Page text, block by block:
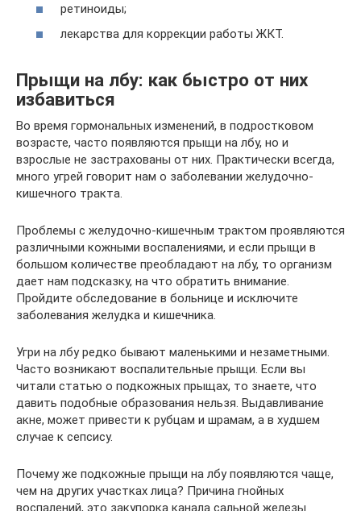
ретиноиды;
лекарства для коррекции работы ЖКТ.
Прыщи на лбу: как быстро от них
избавиться
Во время гормональных изменений, в подростковом
возрасте, часто появляются прыщи на лбу, но и
взрослые не застрахованы от них. Практически всегда,
много угрей говорит нам о заболевании желудочно-
кишечного тракта.
Проблемы с желудочно-кишечным трактом проявляются
различными кожными воспалениями, и если прыщи в
большом количестве преобладают на лбу, то организм
дает нам подсказку, на что обратить внимание.
Пройдите обследование в больнице и исключите
заболевания желудка и кишечника.
Угри на лбу редко бывают маленькими и незаметными.
Часто возникают воспалительные прыщи. Если вы
читали статью о подкожных прыщах, то знаете, что
давить подобные образования нельзя. Выдавливание
акне, может привести к рубцам и шрамам, а в худшем
случае к сепсису.
Почему же подкожные прыщи на лбу появляются чаще,
чем на других участках лица? Причина гнойных
воспалений, это закупорка канала сальной железы